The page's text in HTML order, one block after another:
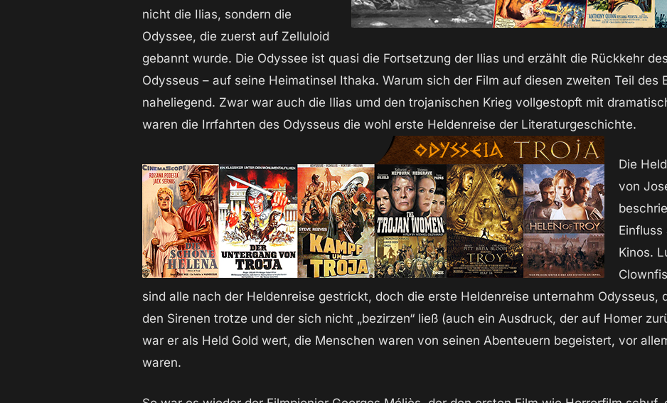
nicht die Ilias, sondern die
Odyssee, die zuerst auf Zelluloid
gebannt wurde. Die Odyssee ist quasi die Fortsetzung der Ilias und erzählt die Rückkehr
Odysseus – auf seine Heimatinsel Ithaka. Warum sich der Film auf diesen zweiten Teil des
naheliegend. Zwar war auch die Ilias umd den trojanischen Krieg vollgestopft mit
waren die Irrfahrten des Odysseus die wohl erste Heldenreise der Literaturgeschichte.
Die
von
Einfluss
Kinos.
sind alle nach der Heldenreise gestrickt, doch die erste Heldenreise unternahm Odysseus,
den Sirenen trotze und der sich nicht „bezirzen“ ließ (auch ein Ausdruck, der auf Homer
war er als Held Gold wert, die Menschen waren von seinen Abenteuern begeistert, vor
waren.